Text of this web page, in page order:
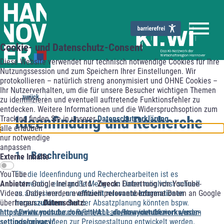
Cookie- und Datenschutz-Consent
Diese Website verwendet nur technisch notwendige Cookies für Ihre
Nutzungssession und zum Speichern Ihrer Einstellungen. Wir
protokollieren – natürlich streng anonymisiert und OHNE Cookies –
Ihr Nutzerverhalten, um die für unsere Besucher wichtigen Themen
zu identifizieren und eventuell auftretende Funktionsfehler zu
entdecken. Weitere Informationen und die Widerspruchsoption zum
Tracking finden Sie in unsererDatenschutzerklärung.
alle erlauben
nur notwendige
anpassen
Externe Inhalte
YouTube
Anbieter:Google Ireland Ltd -Zweck: Einbettung von YouTube-
Videos. Dabei werden eventuell personenbezogene Daten an Google
übertragen. -Datenschutz:
https://www.youtube.com/intl/ALL_de/howyoutubeworks/user-
settings/privacy/
zurück
Ideenfindung und Recherche
1. Beschreibung
Für die Ideenfindung und Recherchearbeiten ist es
notwendig, eine große Menge an Daten möglichst schnell
zu analysieren, umeffizient relevante Informationen
herauszufiltern. Bei der Absatzplanung könnten bspw.
Markttrends durch Recherchearbeiten identifiziert werden
oder neue Ideen zur Preisgestaltung entwickelt werden.